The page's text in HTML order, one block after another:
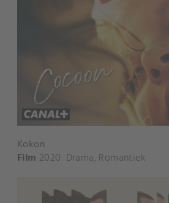
Kokon
Film 2020 Drama, Romantiek